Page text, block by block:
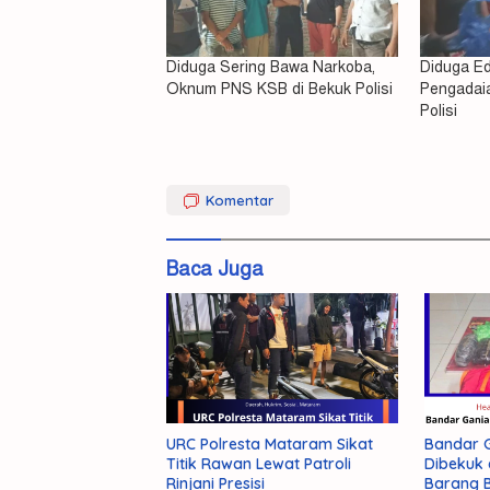
Diduga Sering Bawa Narkoba,
Oknum PNS KSB di Bekuk Polisi
Diduga
Polisi
Oknum
PNS
KSB
Polisi
Komentar
Baca Juga
URC Polresta Mataram Sikat
Titik Rawan Lewat Patroli
Rinjani Presisi
Bandar
Dibekuk
Barang
Pelaku
Asusila
Nyaris
Tiga
Disidik
Dompu